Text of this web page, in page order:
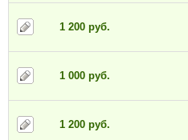
1 200 руб.
1 000 руб.
1 200 руб.